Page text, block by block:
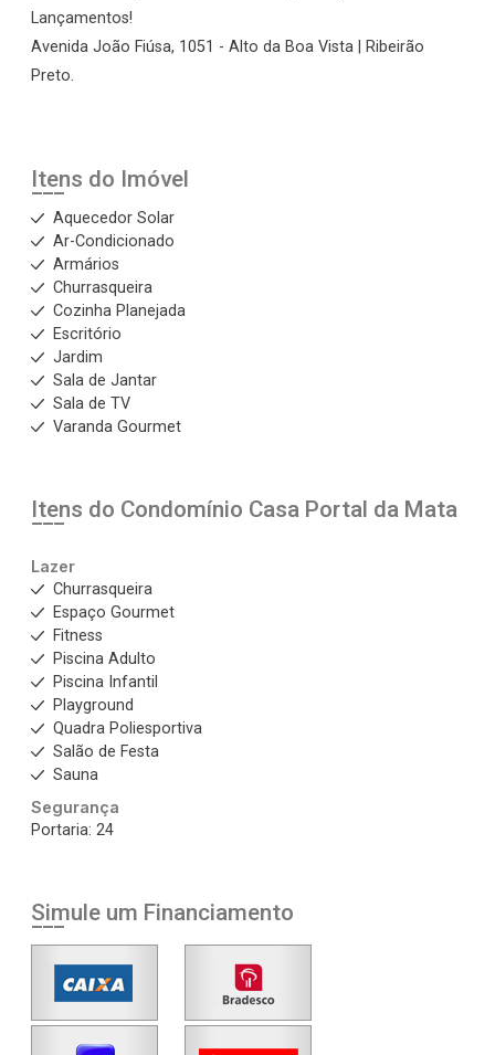
Lançamentos!
Avenida João Fiúsa, 1051 - Alto da Boa Vista | Ribeirão
Preto.
Itens do Imóvel
Aquecedor Solar
Ar-Condicionado
Armários
Churrasqueira
Cozinha Planejada
Escritório
Jardim
Sala de Jantar
Sala de TV
Varanda Gourmet
Itens do Condomínio Casa Portal da Mata
Lazer
Churrasqueira
Espaço Gourmet
Fitness
Piscina Adulto
Piscina Infantil
Playground
Quadra Poliesportiva
Salão de Festa
Sauna
Segurança
Portaria: 24
Simule um Financiamento